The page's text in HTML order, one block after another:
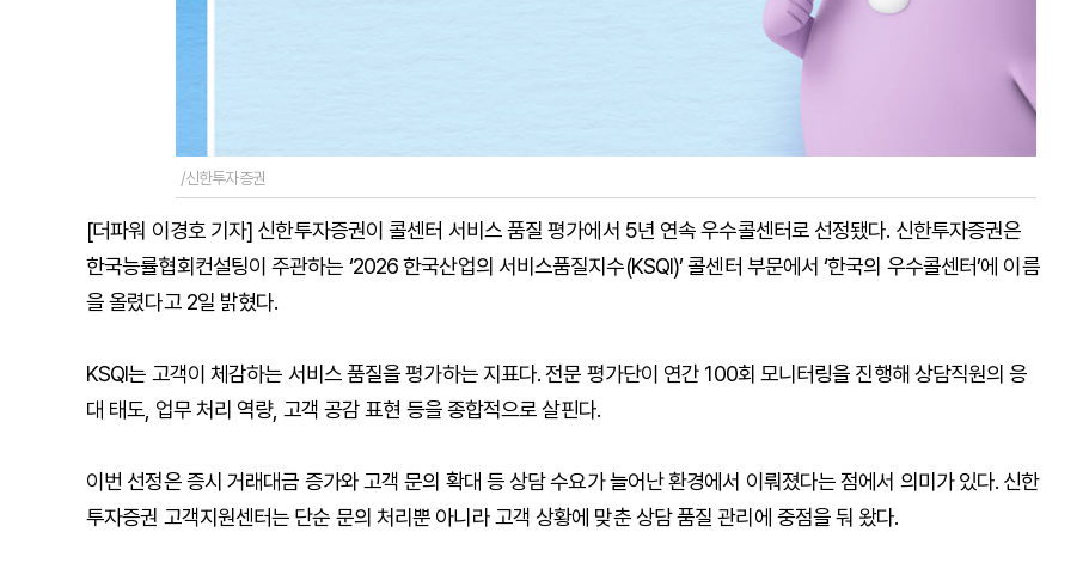
/신한투자증권
[더파워 이경호 기자] 신한투자증권이 콜센터 서비스 품질 평가에서 5년 연속 우수콜센터로 선정됐다. 신한투자증권은
한국능률협회컨설팅이 주관하는 ‘2026 한국산업의 서비스품질지수(KSQI)’ 콜센터 부문에서 ‘한국의 우수콜센터’에 이름
을 올렸다고 2일 밝혔다.
KSQI는 고객이 체감하는 서비스 품질을 평가하는 지표다. 전문 평가단이 연간 100회 모니터링을 진행해 상담직원의 응
대 태도, 업무 처리 역량, 고객 공감 표현 등을 종합적으로 살핀다.
이번 선정은 증시 거래대금 증가와 고객 문의 확대 등 상담 수요가 늘어난 환경에서 이뤄졌다는 점에서 의미가 있다. 신한
투자증권 고객지원센터는 단순 문의 처리뿐 아니라 고객 상황에 맞춘 상담 품질 관리에 중점을 둬 왔다.